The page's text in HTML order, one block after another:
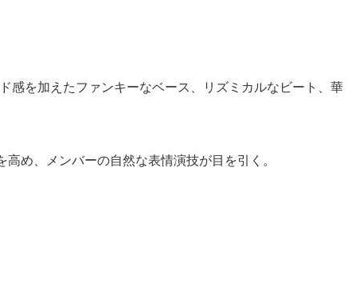
感を加えたファンキーなベース、リズミカルなビート、華
め、メンバーの自然な表情演技が目を引く。